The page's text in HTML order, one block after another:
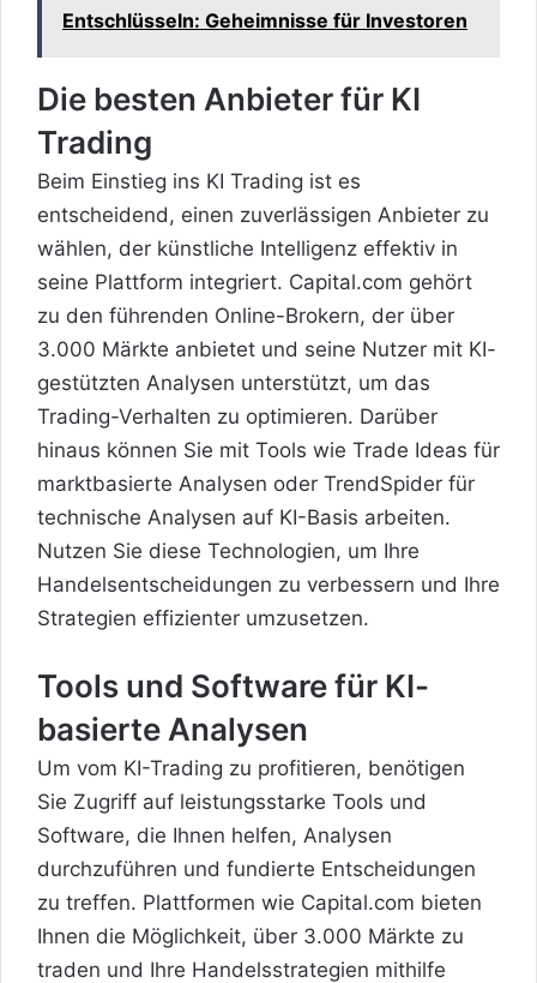
Entschlüsseln: Geheimnisse für Investoren
Die besten Anbieter für KI
Trading
Beim Einstieg ins KI Trading ist es
entscheidend, einen zuverlässigen Anbieter zu
wählen, der künstliche Intelligenz effektiv in
seine Plattform integriert. Capital.com gehört
zu den führenden Online-Brokern, der über
3.000 Märkte anbietet und seine Nutzer mit KI-
gestützten Analysen unterstützt, um das
Trading-Verhalten zu optimieren. Darüber
hinaus können Sie mit Tools wie Trade Ideas für
marktbasierte Analysen oder TrendSpider für
technische Analysen auf KI-Basis arbeiten.
Nutzen Sie diese Technologien, um Ihre
Handelsentscheidungen zu verbessern und Ihre
Strategien effizienter umzusetzen.
Tools und Software für KI-
basierte Analysen
Um vom KI-Trading zu profitieren, benötigen
Sie Zugriff auf leistungsstarke Tools und
Software, die Ihnen helfen, Analysen
durchzuführen und fundierte Entscheidungen
zu treffen. Plattformen wie Capital.com bieten
Ihnen die Möglichkeit, über 3.000 Märkte zu
traden und Ihre Handelsstrategien mithilfe